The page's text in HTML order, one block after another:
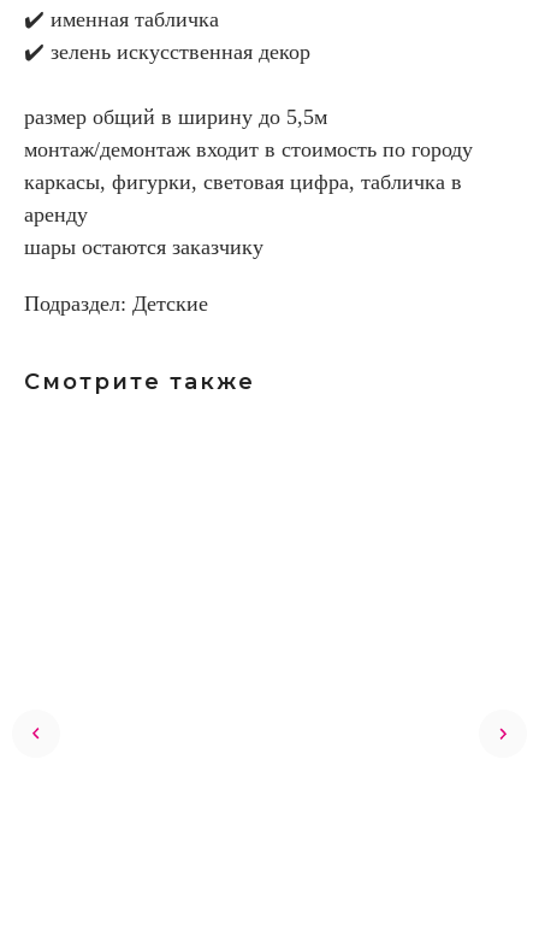
✔️ именная табличка
✔️ зелень искусственная декор
размер общий в ширину до 5,5м
монтаж/демонтаж входит в стоимость по городу
каркасы, фигурки, световая цифра, табличка в
аренду
шары остаются заказчику
Подраздел: Детские
Смотрите также